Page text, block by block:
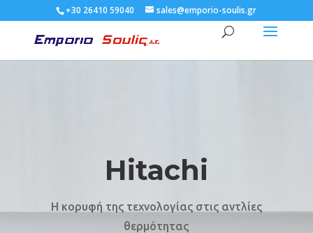
+30 26410 59040 sales@emporio-soulis.gr
Hitachi
Η κορυφή της τεχνολογίας στις αντλίες
θερμότητας